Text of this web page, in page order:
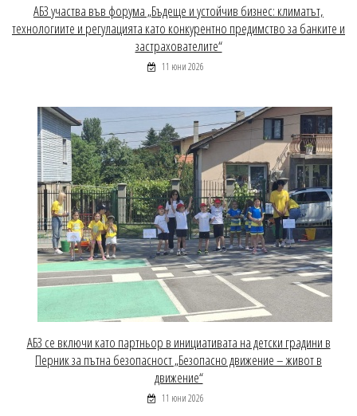
АБЗ участва във форума „Бъдеще и устойчив бизнес: климатът,
технологиите и регулацията като конкурентно предимство за банките и
застрахователите“
11 юни 2026
АБЗ се включи като партньор в инициативата на детски градини в
Перник за пътна безопасност „Безопасно движение – живот в
движение“
11 юни 2026